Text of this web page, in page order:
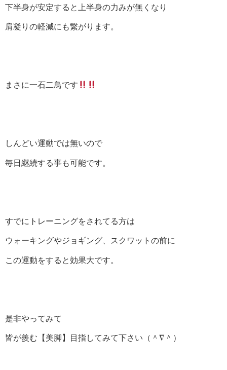
下半身が安定すると上半身の力みが無くなり
肩凝りの軽減にも繋がります。
まさに一石二鳥です
しんどい運動では無いので
毎日継続する事も可能です。
すでにトレーニングをされてる方は
ウォーキングやジョギング、スクワットの前に
この運動をすると効果大です。
是非やってみて
皆が羨む【美脚】目指してみて下さい（＾∇＾）